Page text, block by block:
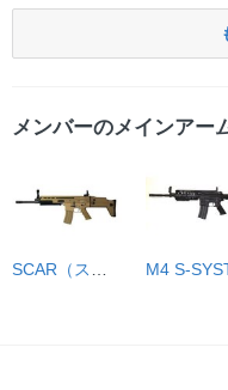
メンバーのメインアー
SCAR（スカー）-L フラット・ダークアース